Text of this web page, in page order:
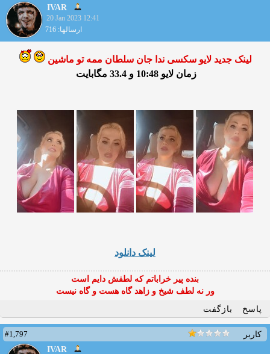
IVAR
20 Jan 2023 12:41
ارسالها: 716
لینک جدید لایو سکسی ندا جان سلطان ممه تو ماشین
زمان لایو 10:48 و 33.4 مگابایت
لینک دانلود
بنده پیر خراباتم که لطفش دایم است
ور نه لطف شیخ و زاهد گاه هست و گاه نیست
پاسخ
بازگفت
کاربر
#1,797
IVAR